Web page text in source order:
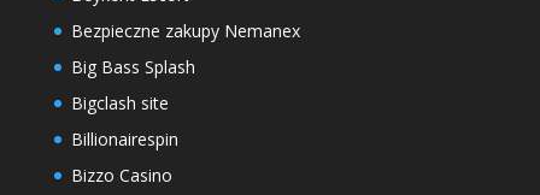
Bezpieczne zakupy Nemanex
Big Bass Splash
Bigclash site
Billionairespin
Bizzo Casino